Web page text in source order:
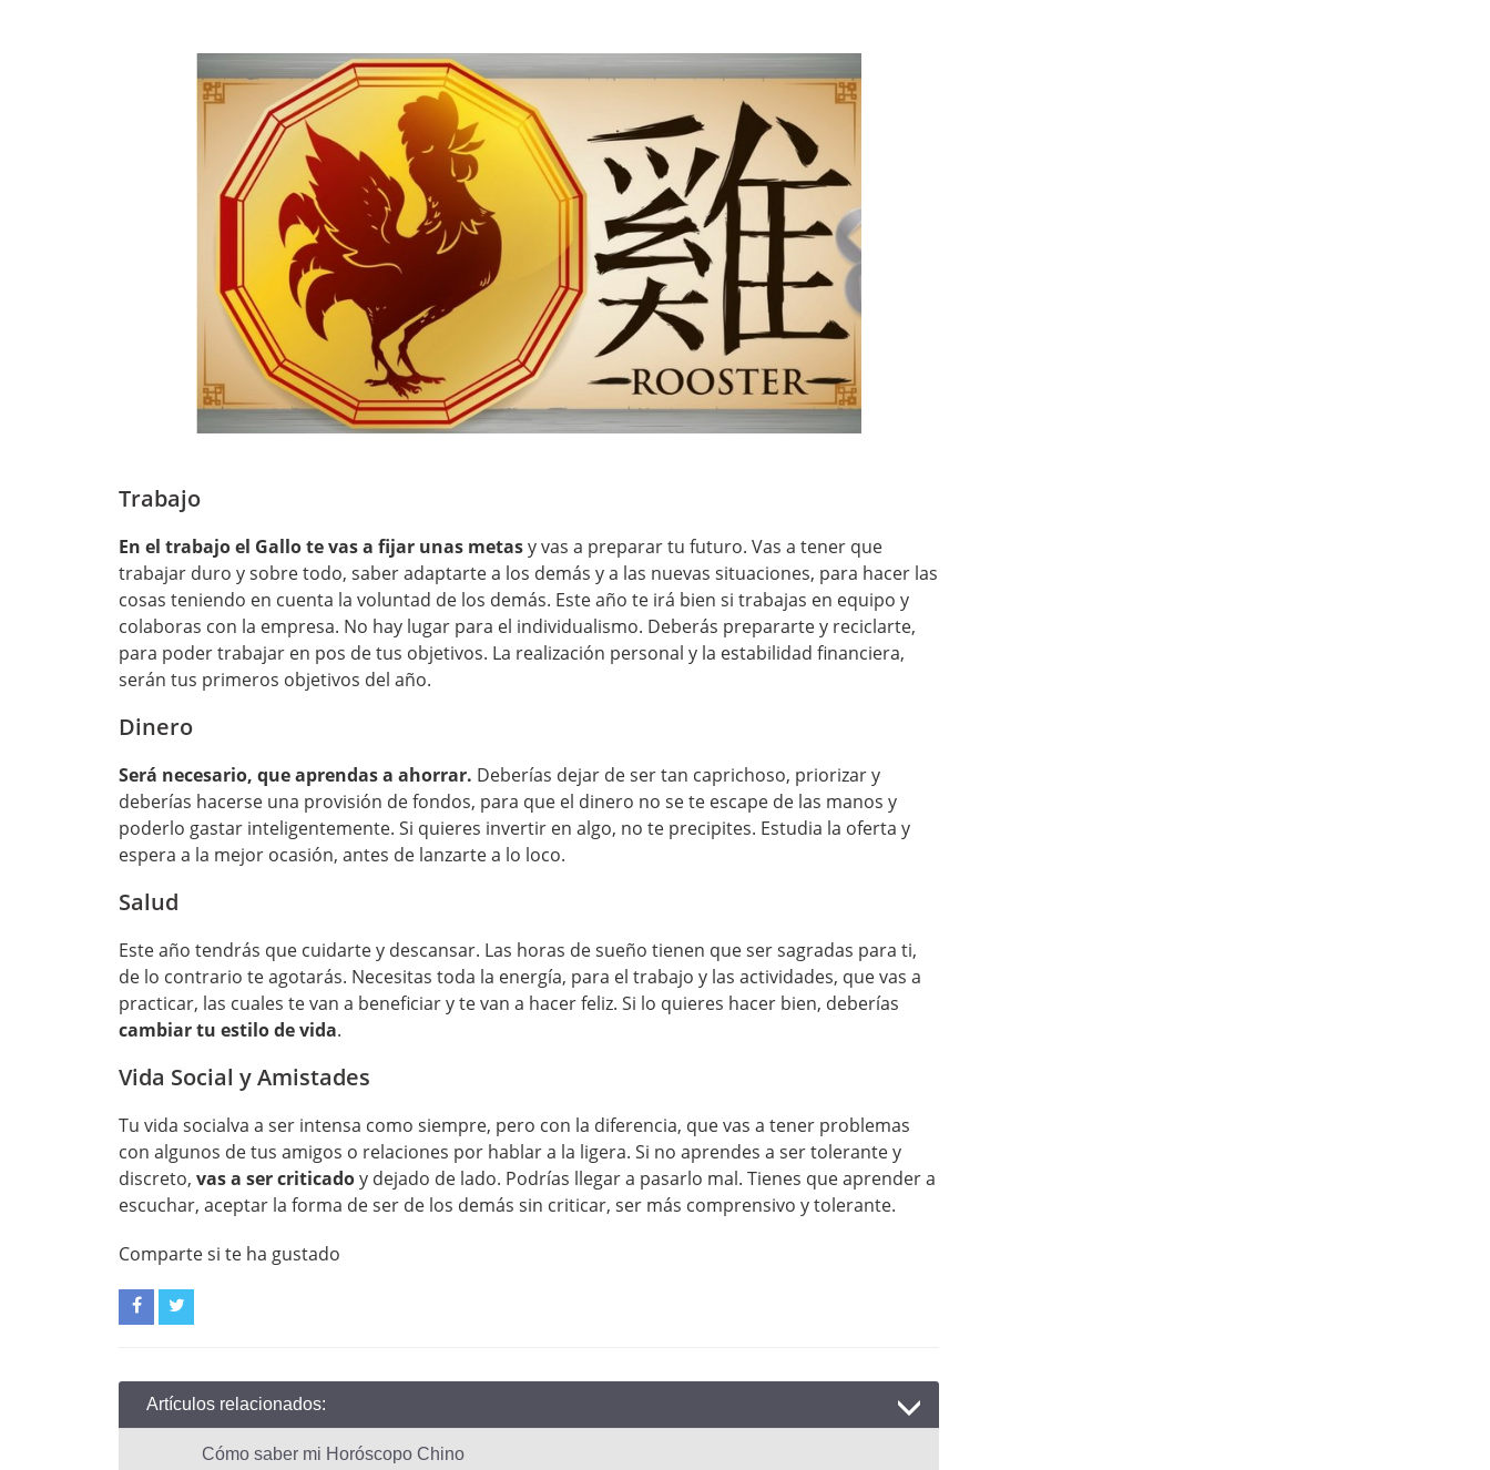
Trabajo
En el trabajo el Gallo te vas a fijar unas metasy vas a preparar tu futuro. Vas a tener que
trabajar duro y sobre todo, saber adaptarte a los demás y a las nuevas situaciones, para hacer las
cosas teniendo en cuenta la voluntad de los demás. Este año te irá bien si trabajas en equipo y
colaboras con la empresa. No hay lugar para el individualismo. Deberás prepararte y reciclarte,
para poder trabajar en pos de tus objetivos. La realización personal y la estabilidad financiera,
serán tus primeros objetivos del año.
Dinero
Será necesario, que aprendas a ahorrar. Deberías dejar de ser tan caprichoso, priorizar y
deberías hacerse una provisión de fondos, para que el dinero no se te escape de las manos y
poderlo gastar inteligentemente. Si quieres invertir en algo, no te precipites. Estudia la oferta y
espera a la mejor ocasión, antes de lanzarte a lo loco.
Salud
Este año tendrás que cuidarte y descansar. Las horas de sueño tienen que ser sagradas para ti,
de lo contrario te agotarás. Necesitas toda la energía, para el trabajo y las actividades, que vas a
practicar, las cuales te van a beneficiar y te van a hacer feliz. Si lo quieres hacer bien, deberías
cambiar tu estilo de vida.
Vida Social y Amistades
Tu vida socialva a ser intensa como siempre, pero con la diferencia, que vas a tener problemas
con algunos de tus amigos o relaciones por hablar a la ligera. Si no aprendes a ser tolerante y
discreto, vas a ser criticadoy dejado de lado. Podrías llegar a pasarlo mal. Tienes que aprender a
escuchar, aceptar la forma de ser de los demás sin criticar, ser más comprensivo y tolerante.
Comparte si te ha gustado
Artículos relacionados:
Cómo saber mi Horóscopo Chino